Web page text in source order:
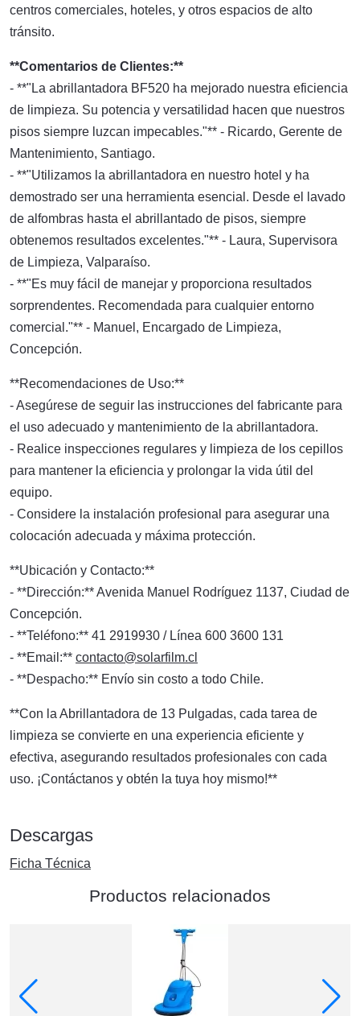
centros comerciales, hoteles, y otros espacios de alto
tránsito.
**Comentarios de Clientes:**
- **"La abrillantadora BF520 ha mejorado nuestra eficiencia
de limpieza. Su potencia y versatilidad hacen que nuestros
pisos siempre luzcan impecables."** - Ricardo, Gerente de
Mantenimiento, Santiago.
- **"Utilizamos la abrillantadora en nuestro hotel y ha
demostrado ser una herramienta esencial. Desde el lavado
de alfombras hasta el abrillantado de pisos, siempre
obtenemos resultados excelentes."** - Laura, Supervisora
de Limpieza, Valparaíso.
- **"Es muy fácil de manejar y proporciona resultados
sorprendentes. Recomendada para cualquier entorno
comercial."** - Manuel, Encargado de Limpieza,
Concepción.
**Recomendaciones de Uso:**
- Asegúrese de seguir las instrucciones del fabricante para
el uso adecuado y mantenimiento de la abrillantadora.
- Realice inspecciones regulares y limpieza de los cepillos
para mantener la eficiencia y prolongar la vida útil del
equipo.
- Considere la instalación profesional para asegurar una
colocación adecuada y máxima protección.
**Ubicación y Contacto:**
- **Dirección:** Avenida Manuel Rodríguez 1137, Ciudad de
Concepción.
- **Teléfono:** 41 2919930 / Línea 600 3600 131
- **Email:** contacto@solarfilm.cl
- **Despacho:** Envío sin costo a todo Chile.
**Con la Abrillantadora de 13 Pulgadas, cada tarea de
limpieza se convierte en una experiencia eficiente y
efectiva, asegurando resultados profesionales con cada
uso. ¡Contáctanos y obtén la tuya hoy mismo!**
Descargas
Ficha Técnica
Productos relacionados